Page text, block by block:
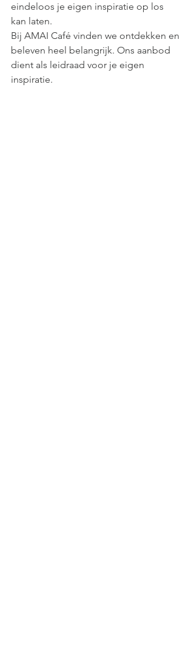
eindeloos je eigen inspiratie op los
kan laten.
Bij AMAI Café vinden we ontdekken en
beleven heel belangrijk. Ons aanbod
dient als leidraad voor je eigen
inspiratie.